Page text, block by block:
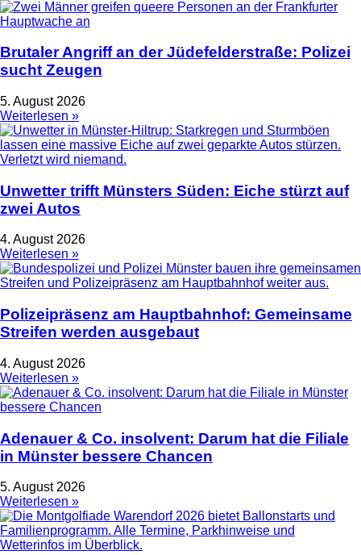
Brutaler Angriff an der Jüdefelderstraße: Polizei
sucht Zeugen
5. August 2026
Weiterlesen »
Unwetter trifft Münsters Süden: Eiche stürzt auf
zwei Autos
4. August 2026
Weiterlesen »
Polizeipräsenz am Hauptbahnhof: Gemeinsame
Streifen werden ausgebaut
4. August 2026
Weiterlesen »
Adenauer & Co. insolvent: Darum hat die Filiale
in Münster bessere Chancen
5. August 2026
Weiterlesen »